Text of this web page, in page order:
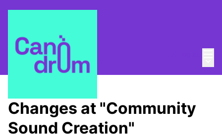
/ Canòdrom Obert
Changes at "Community
Sound Creation"